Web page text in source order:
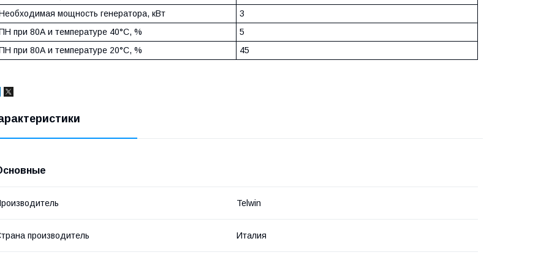
мощность генератора, кВт
3
при 80А и температуре 40°С, %
5
при 80А и температуре 20°С, %
45
Telwin
производитель Италия